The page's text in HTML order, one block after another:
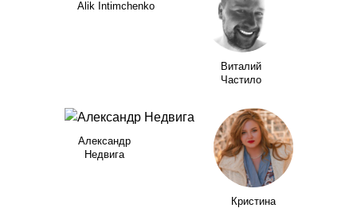
Alik Intimchenko
Виталий
Частило
Александр
Недвига
Кристина